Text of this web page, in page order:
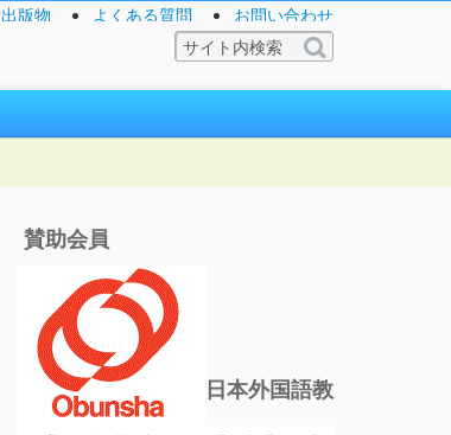
出版物 よくある質問 お問い合わせ
賛助会員
日本外国語教